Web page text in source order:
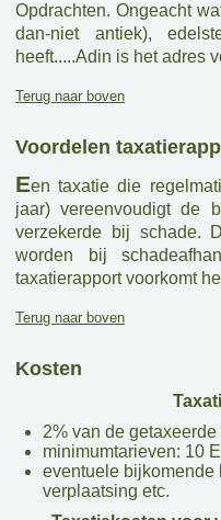
Opdrachten. Ongeacht
dan-niet antiek),
heeft.....Adin is het adres
Terug naar boven
Voordelen
Een taxatie die
jaar) vereenvoudigt de
verzekerde bij schade.
worden bij
taxatierapport voorkomt
Terug naar boven
Kosten
2% van de
minimumtarieven: 10
eventuele bijkomende
verplaatsing etc.